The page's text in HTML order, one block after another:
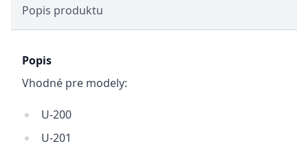
Popis produktu
Popis
Vhodné pre modely:
U-200
U-201